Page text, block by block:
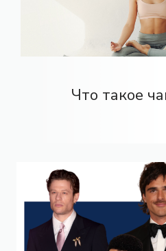
Что такое